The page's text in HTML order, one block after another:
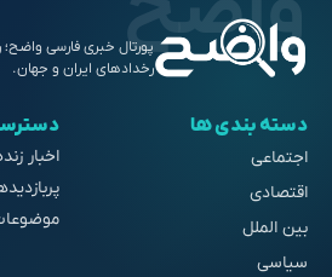
پورتال خبری فارسی
رخدادهای ایران و جهان.
دسته بندی ها
اجتماعی
اقتصادی
بین الملل
سیاسی
اخبار